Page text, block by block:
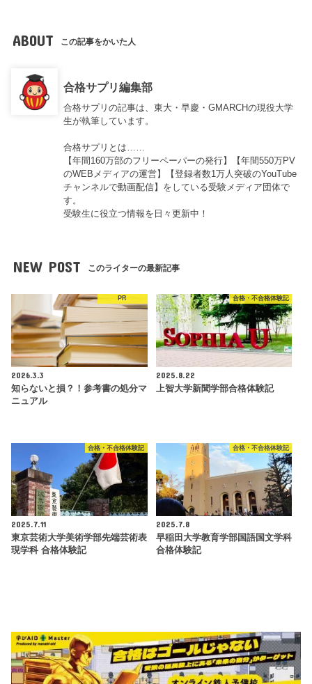
ABOUT この記事をかいた人
合格サプリ編集部
合格サプリの記事は、東大・早慶・GMARCHの現役大学
生が執筆しています。
合格サプリとは……
【年間160万部のフリーペーパーの発行】【年間550万PV
のWEBメディアの運営】【登録者数1万人突破のYouTube
チャンネルで動画配信】をしている受験メディア団体で
す。
受験生に役立つ情報を日々更新中！
NEW POST このライターの最新記事
PR
2026.3.3
知らないと損？！参考書の処分マ
ニュアル
合格・不合格体験記
2025.8.22
上智大学新聞学部合格体験記
合格・不合格体験記
2025.7.11
東京芸術大学美術学部先端芸術表
現学科 合格体験記
合格・不合格体験記
2025.7.8
早稲田大学教育学部国語国文学科
合格体験記